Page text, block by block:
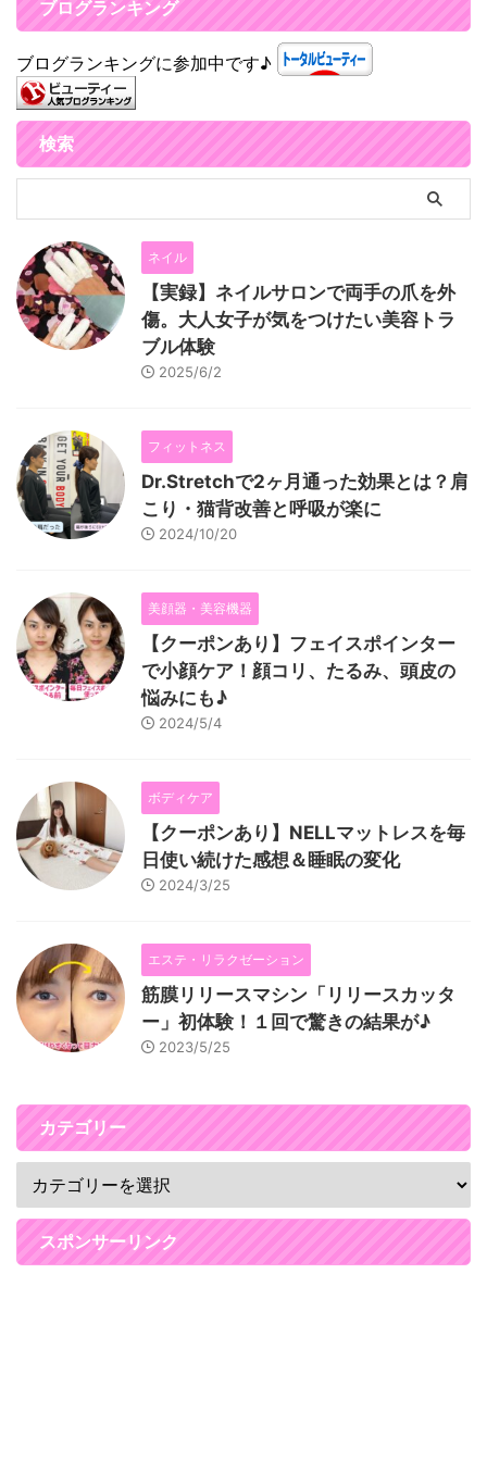
ブログランキング
ブログランキングに参加中です♪
検索
ネイル
【実録】ネイルサロンで両手の爪を外
傷。大人女子が気をつけたい美容トラ
ブル体験
2025/6/2
フィットネス
Dr.Stretchで2ヶ月通った効果とは？肩
こり・猫背改善と呼吸が楽に
2024/10/20
美顔器・美容機器
【クーポンあり】フェイスポインター
で小顔ケア！顔コリ、たるみ、頭皮の
悩みにも♪
2024/5/4
ボディケア
【クーポンあり】NELLマットレスを毎
日使い続けた感想＆睡眠の変化
2024/3/25
エステ・リラクゼーション
筋膜リリースマシン「リリースカッタ
ー」初体験！１回で驚きの結果が♪
2023/5/25
カテゴリー
スポンサーリンク